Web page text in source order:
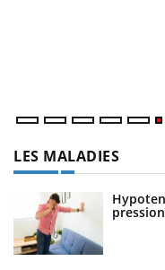
LES MALADIES